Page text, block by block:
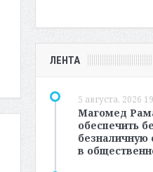
ЛЕНТА
5 августа, 2026
Магомед
обеспечить
безналичную
в